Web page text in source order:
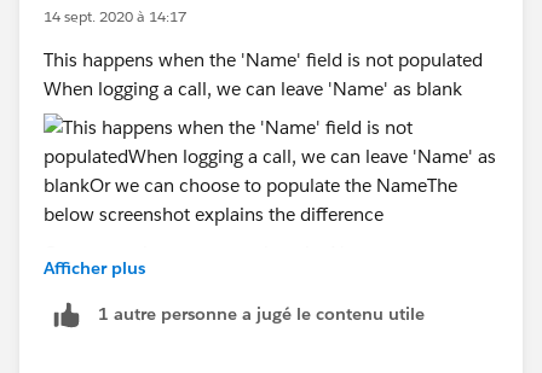
14 sept. 2020 à 14:17
This happens when the 'Name' field is not populated
When logging a call, we can leave 'Name' as blank
The below screenshot explains the difference
Afficher plus
1 autre personne a jugé le contenu utile